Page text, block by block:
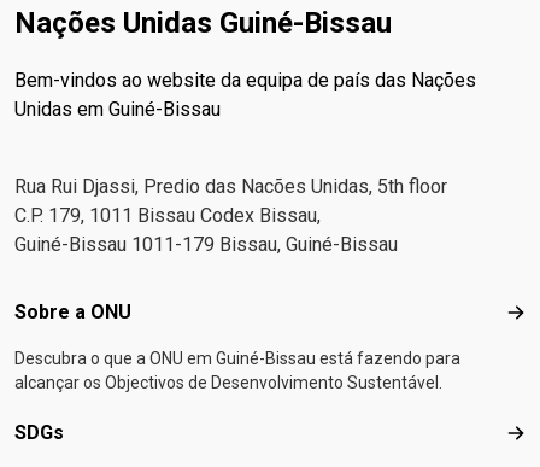
Nações Unidas Guiné-Bissau
Bem-vindos ao website da equipa de país das Nações
Unidas em Guiné-Bissau
Rua Rui Djassi, Predio das Nacões Unidas, 5th floor
C.P. 179, 1011 Bissau Codex Bissau,
Guiné-Bissau 1011-179 Bissau, Guiné-Bissau
Footer menu
Sobre a ONU
Descubra o que a ONU em Guiné-Bissau está fazendo para
alcançar os Objectivos de Desenvolvimento Sustentável.
SDGs